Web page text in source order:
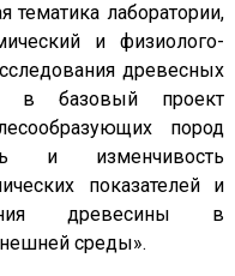
тематика лаборатории,
и физиолого-
древесных
в базовый проект
пород
и изменчивость
показателей и
древесины в
среды».